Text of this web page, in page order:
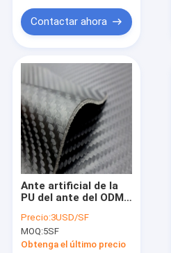
Contacto
Todos los casos
Tela de cuero de la microfibra
Tela revestida de la microfibra
Tela de cuero del silicón
Cuero sintético de la PU
Contactar ahora
Ante artificial de la
PU del ante del ODM
bolsos
Precio:3USD/SF
MOQ:5SF
Obtenga el último precio